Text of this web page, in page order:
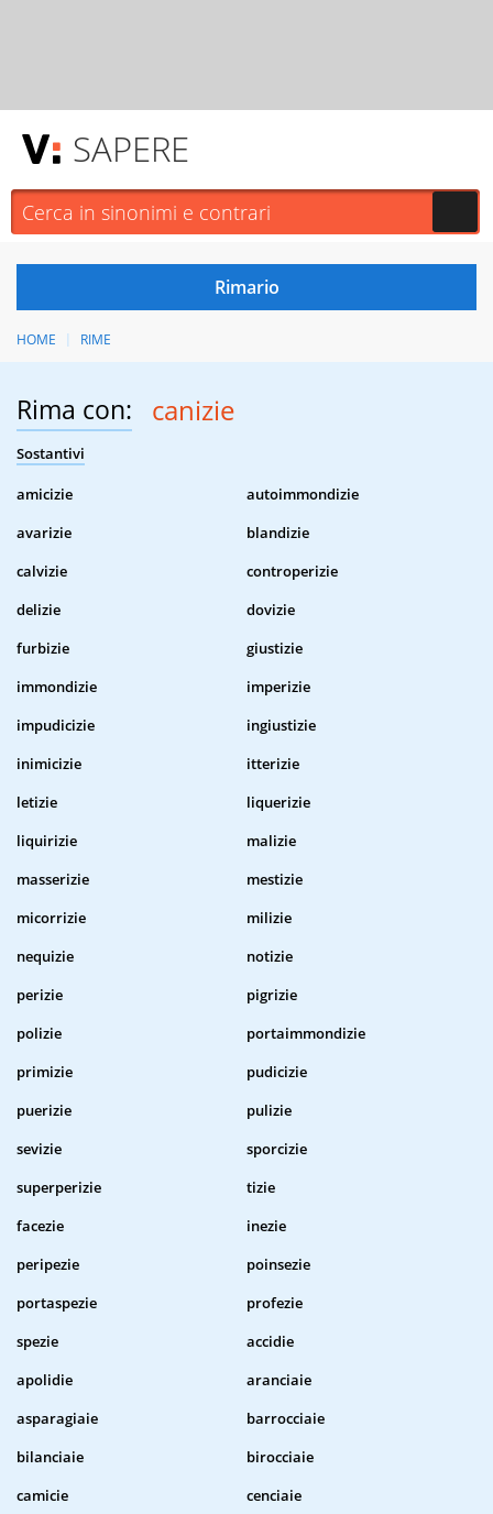
SAPERE
HOME RIME
Rima con: canizie
Sostantivi
amicizie
autoimmondizie
avarizie
blandizie
calvizie
controperizie
delizie
dovizie
furbizie
giustizie
immondizie
imperizie
impudicizie
ingiustizie
inimicizie
itterizie
letizie
liquerizie
liquirizie
malizie
masserizie
mestizie
micorrizie
milizie
nequizie
notizie
perizie
pigrizie
polizie
portaimmondizie
primizie
pudicizie
puerizie
pulizie
sevizie
sporcizie
superperizie
tizie
facezie
inezie
peripezie
poinsezie
portaspezie
profezie
spezie
accidie
apolidie
aranciaie
asparagiaie
barrocciaie
bilanciaie
birocciaie
camicie
cenciaie